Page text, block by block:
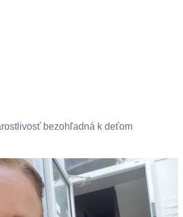
bezohľadná k deťom